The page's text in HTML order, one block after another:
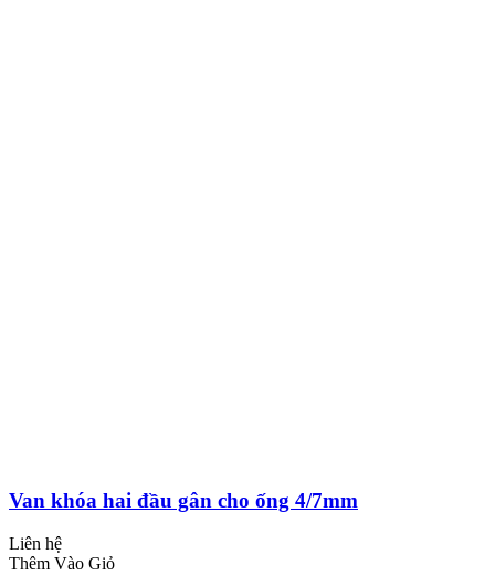
Van khóa hai đầu gân cho ống 4/7mm
Liên hệ
Thêm Vào Giỏ